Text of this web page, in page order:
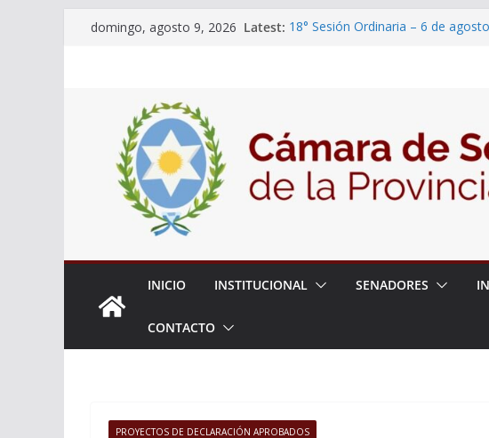
domingo, agosto 9, 2026 Latest: 18° Sesión Ordinaria – 6 de agosto
Expte. Nº 90-34.516/2026 – 06/08/
de Protección y Control Vegetal
INICIO INSTITUCIONAL SENADORES
CONTACTO
PROYECTOS DE DECLARACIÓN APROBADOS